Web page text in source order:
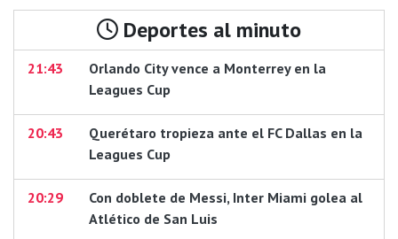
Deportes al minuto
21:43
Orlando City vence a Monterrey en la
Leagues Cup
20:43
Querétaro tropieza ante el FC Dallas en la
Leagues Cup
20:29
Con doblete de Messi, Inter Miami golea al
Atlético de San Luis